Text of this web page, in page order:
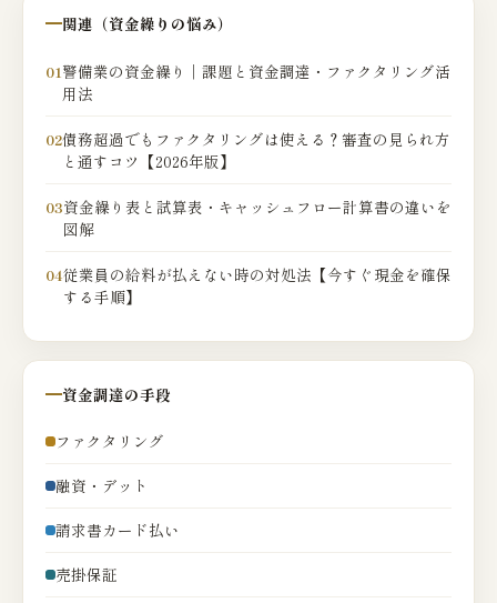
関連（資金繰りの悩み）
01警備業の資金繰り｜課題と資金調達・ファクタリング活
用法
02債務超過でもファクタリングは使える？審査の見られ方
と通すコツ【2026年版】
03資金繰り表と試算表・キャッシュフロー計算書の違いを
図解
04従業員の給料が払えない時の対処法【今すぐ現金を確保
する手順】
資金調達の手段
ファクタリング
融資・デット
請求書カード払い
売掛保証